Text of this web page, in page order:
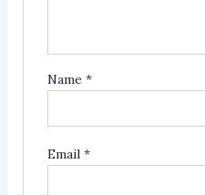
Name*
Email*